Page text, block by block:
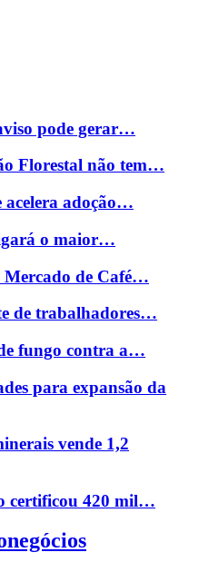
pode gerar…
Florestal não tem…
acelera adoção…
o maior…
de Café…
de trabalhadores…
fungo contra a…
para expansão da
vende 1,2
certificou 420 mil…